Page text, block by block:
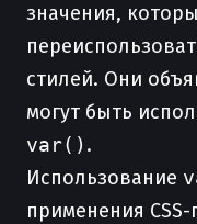
значения,
стилей. Они
могут быть
var() .
Использование
применения